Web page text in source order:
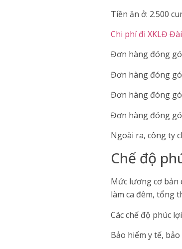
Tiền ăn ở: 2.500
Chi phí đi XKLĐ
Đơn hàng đóng
Đơn hàng đóng
Đơn hàng đóng
Đơn hàng đóng
Ngoài ra, công ty
Chế độ
Mức lương cơ bản
làm ca đêm, tổng
Các chế độ phúc
Bảo hiểm y tế,